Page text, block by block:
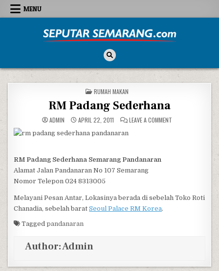
Skip to content
MENU
POSTED IN
RUMAH MAKAN
RM Padang Sederhana
ADMIN APRIL 22, 2011 LEAVE A COMMENT
RM Padang Sederhana Semarang Pandanaran
Alamat Jalan Pandanaran No 107 Semarang
Nomor Telepon 024 8313005
Melayani Pesan Antar, Lokasinya berada di sebelah Toko Roti
Chanadia, sebelah baratSeoul Palace RM Korea.
Taggedpandanaran
Author:Admin